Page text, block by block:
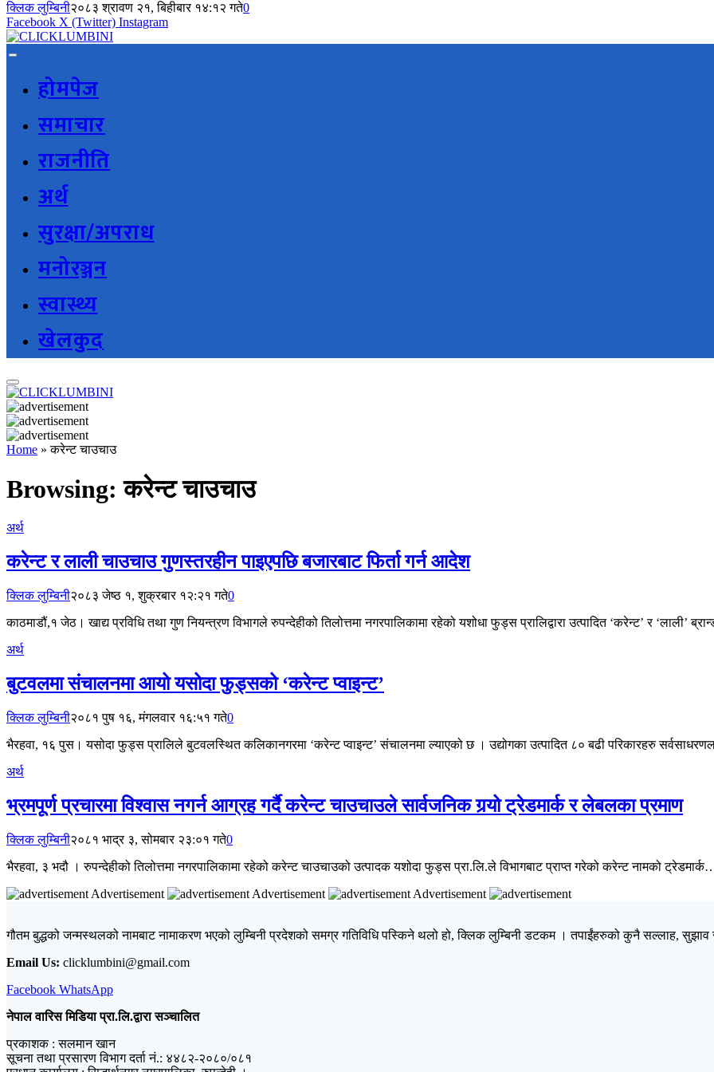
क्लिक लुम्बिनी२०८३ श्रावण २१, बिहीबार १४:१२ गते0
Facebook X (Twitter) Instagram
होमपेज
समाचार
राजनीति
अर्थ
सुरक्षा/अपराध
मनोरञ्जन
स्वास्थ्य
खेलकुद
Home »करेन्ट चाउचाउ
Browsing:करेन्ट चाउचाउ
अर्थ
करेन्ट र लाली चाउचाउ गुणस्तरहीन पाइएपछि बजारबाट फिर्ता गर्न आदेश
क्लिक लुम्बिनी२०८३ जेष्ठ १, शुक्रबार १२:२१ गते0
काठमाडौं,१ जेठ। खाद्य प्रविधि तथा गुण नियन्त्रण विभागले रुपन्देहीको तिलोत्तमा नगरपालिकामा रहेको यशोधा फुड्स प्रालिद्वारा उत्पादित ‘करेन्ट’ र ‘लाली’
अर्थ
बुटवलमा संचालनमा आयो यसोदा फुड्सको ‘करेन्ट प्वाइन्ट’
क्लिक लुम्बिनी२०८१ पुष १६, मंगलवार १६:५१ गते0
भैरहवा, १६ पुस। यसोदा फुड्स प्रालिले बुटवलस्थित कलिकानगरमा ‘करेन्ट प्वाइन्ट’ संचालनमा ल्याएको छ । उद्योगका उत्पादित ८० बढी परिकारहरु
अर्थ
भ्रमपूर्ण प्रचारमा विश्वास नगर्न आग्रह गर्दै करेन्ट चाउचाउले सार्वजनिक गर्‍यो ट्रेडमार्क र लेबलका प्रमाण
क्लिक लुम्बिनी२०८१ भाद्र ३, सोमबार २३:०१ गते0
भैरहवा, ३ भदौ । रुपन्देहीको तिलोत्तमा नगरपालिकामा रहेको करेन्ट चाउचाउको उत्पादक यशोदा फुड्स प्रा.लि.ले विभागबाट प्राप्त गरेको करेन्ट नामको
Advertisement
Advertisement Advertisement
गौतम बुद्धको जन्मस्थलको नामबाट नामाकरण भएको लुम्बिनी प्रदेशको समग्र गतिविधि पस्किने थलो हो, क्लिक लुम्बिनी डटकम । तपाईंहरुको कुनै सल्लाह, सुझाव र
Email Us: clicklumbini@gmail.com
Facebook WhatsApp
नेपाल वारिस मिडिया प्रा.लि.द्वारा सञ्चालित
प्रकाशक : सलमान खान
सूचना तथा प्रसारण विभाग दर्ता नं.: ४४८२-२०८०/०८१